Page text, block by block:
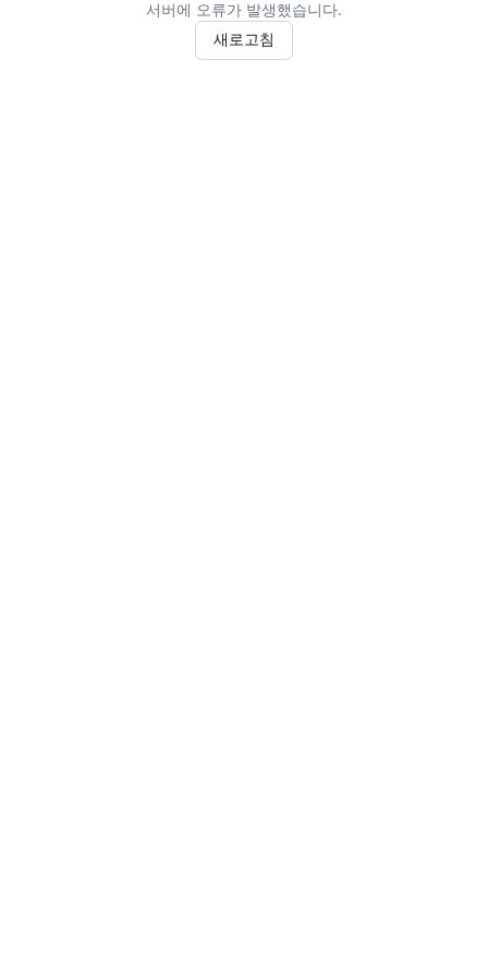
서버에 오류가 발생했습니다.
새로고침